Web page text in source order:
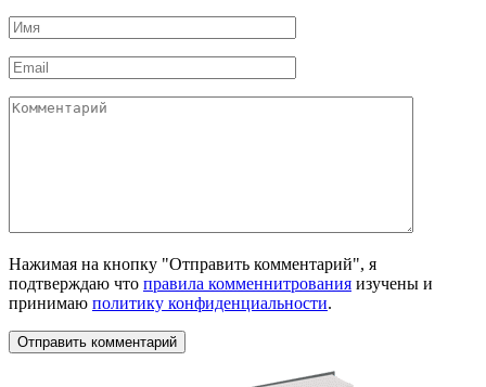
Имя
*
Email
*
Комментарий
Нажимая на кнопку "Отправить комментарий", я
подтверждаю что правила комменнитрования изучены и
принимаю политику конфиденциальности.